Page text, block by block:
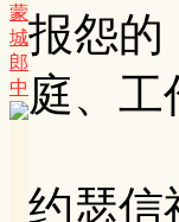
蒙
城
郎
中
报怨的
庭、工
约瑟信